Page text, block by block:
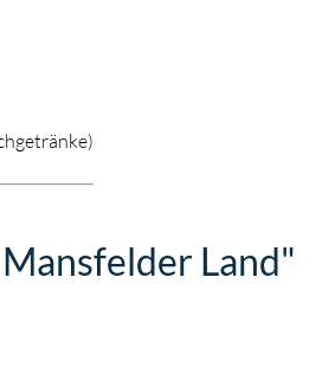
Land"